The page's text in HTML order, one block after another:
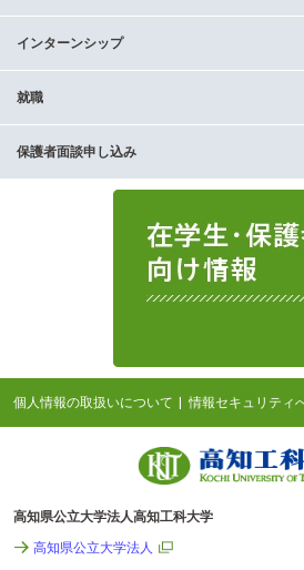
インターンシップ
就職
保護者面談申し込み
個人情報の取扱いについて 情報セキュリティ
高知県公立大学法人高知工科大学
高知県公立大学法人